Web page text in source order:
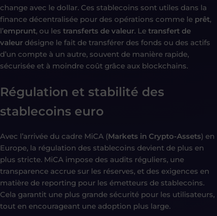
change avec le dollar. Ces stablecoins sont utiles dans la
finance décentralisée pour des opérations comme le prêt,
l’emprunt, ou les transferts de valeur. Le transfert de
valeur désigne le fait de transférer des fonds ou des actifs
d’un compte à un autre, souvent de manière rapide,
sécurisée et à moindre coût grâce aux blockchains.
Régulation et stabilité des
stablecoins euro
Avec l’arrivée du cadre MiCA (Markets in Crypto-Assets) en
Europe, la régulation des stablecoins devient de plus en
plus stricte. MiCA impose des audits réguliers, une
transparence accrue sur les réserves, et des exigences en
matière de reporting pour les émetteurs de stablecoins.
Cela garantit une plus grande sécurité pour les utilisateurs,
tout en encourageant une adoption plus large.